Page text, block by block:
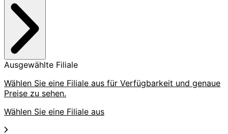
Ausgewählte Filiale
Wählen Sie eine Filiale aus für Verfügbarkeit und genaue
Preise zu sehen.
Wählen Sie eine Filiale aus